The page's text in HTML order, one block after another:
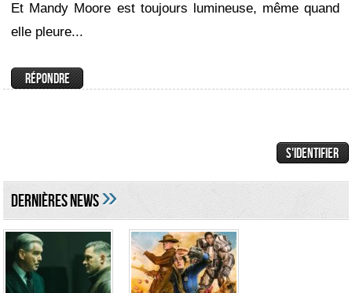
Et Mandy Moore est toujours lumineuse, même quand
elle pleure...
DERNIÈRES NEWS»